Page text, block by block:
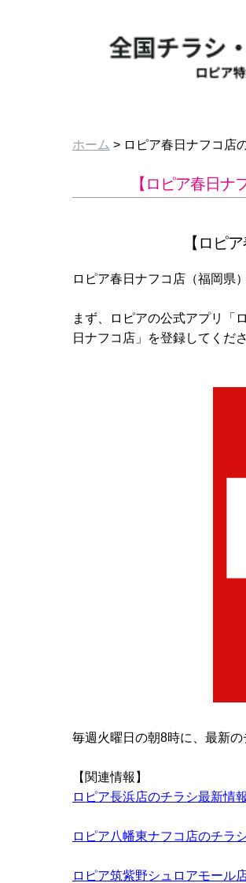
ホーム > ロピア春日ナフコ店
【ロピア春日ナ
【ロピ
ロピア春日ナフコ店（福岡県
まず、ロピアの公式アプリ「
日ナフコ店」を登録してくだ
毎週火曜日の朝8時に、最新
【関連情報】
ロピア長浜店のチラシ最新情報
ロピア八幡東ナフコ店のチラ
ロピア筑紫野シュロアモール